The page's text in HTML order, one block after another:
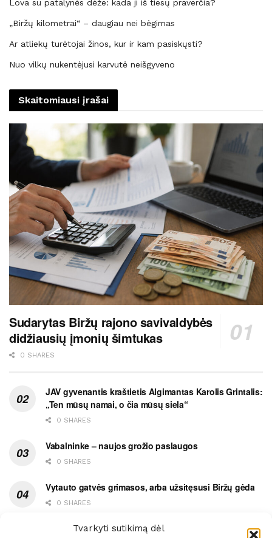
Tvarkyti sutikimą dėl
Lova su patalynės dėže: kada ji iš tiesų praverčia?
„Biržų kilometrai“ – daugiau nei bėgimas
Ar atliekų turėtojai žinos, kur ir kam pasiskųsti?
Nuo vilkų nukentėjusi karvutė neišgyveno
Skaitomiausi įrašai
Sudarytas Biržų rajono savivaldybės
didžiausių įmonių šimtukas
0 SHARES
JAV gyvenantis kraštietis Algimantas Karolis Grintalis:
„Ten mūsų namai, o čia mūsų siela“
0 SHARES
Vabalninke – naujos grožio paslaugos
0 SHARES
Vytauto gatvės grimasos, arba užsitęsusi Biržų gėda
0 SHARES
Pietų metas pažymėtas avarija